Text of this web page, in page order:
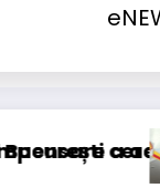
în
DKV